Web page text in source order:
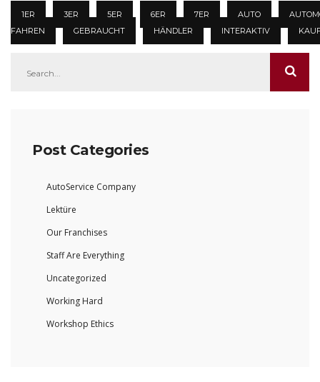
1ER 3ER 5ER 6ER 7ER AUTO
FAHREN
GEBRAUCHT HÄNDLER INTERAKTIV
Post Categories
AutoService Company
Lektüre
Our Franchises
Staff Are Everything
Uncategorized
Working Hard
Workshop Ethics